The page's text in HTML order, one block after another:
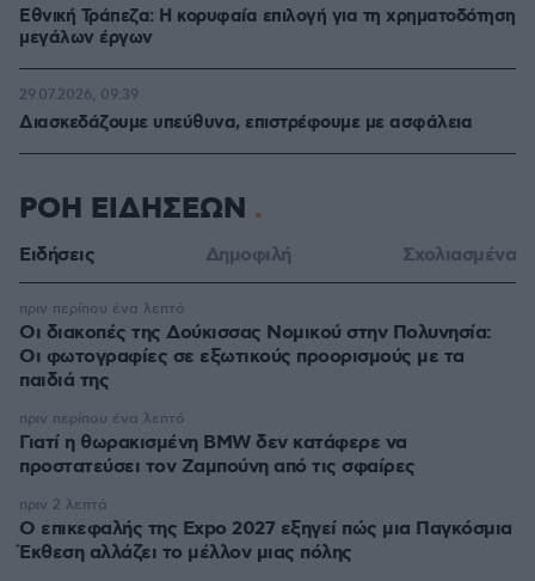
Εθνική Τράπεζα: Η κορυφαία επιλογή για τη χρηματοδότηση
μεγάλων έργων
Διασκεδάζουμε υπεύθυνα, επιστρέφουμε με ασφάλεια
29.07.2026, 09:39
ΡΟΗ ΕΙΔΗΣΕΩΝ
Ειδήσεις Δημοφιλή Σχολιασμένα
Οι διακοπές της Δούκισσας Νομικού στην Πολυνησία:
Οι φωτογραφίες σε εξωτικούς προορισμούς με τα
παιδιά της
πριν περίπου ένα λεπτό
Γιατί η θωρακισμένη BMW δεν κατάφερε να
προστατεύσει τον Ζαμπούνη από τις σφαίρες
πριν περίπου ένα λεπτό
Ο επικεφαλής της Expo 2027 εξηγεί πώς μια Παγκόσμια
Έκθεση αλλάζει το μέλλον μιας πόλης
πριν 2 λεπτά